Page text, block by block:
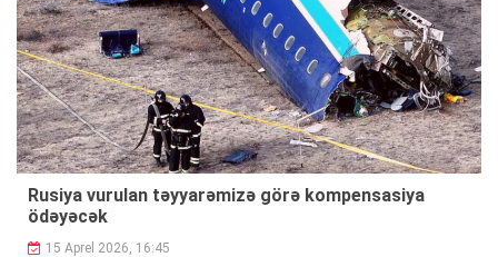
Rusiya vurulan təyyarəmizə görə kompensasiya
ödəyəcək
15 Aprel 2026, 16:45